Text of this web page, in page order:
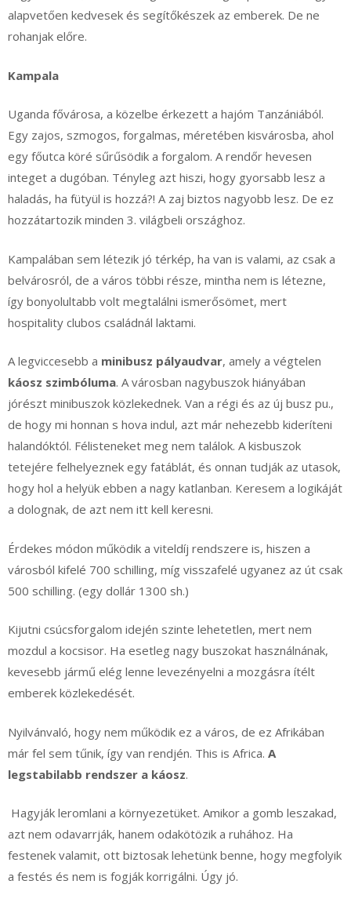
alapvetően kedvesek és segítőkészek az emberek. De ne
rohanjak előre.
Kampala
Uganda fővárosa, a közelbe érkezett a hajóm Tanzániából.
Egy zajos, szmogos, forgalmas, méretében kisvárosba, ahol
egy főutca köré sűrűsödik a forgalom. A rendőr hevesen
integet a dugóban. Tényleg azt hiszi, hogy gyorsabb lesz a
haladás, ha fütyül is hozzá?! A zaj biztos nagyobb lesz. De ez
hozzátartozik minden 3. világbeli országhoz.
Kampalában sem létezik jó térkép, ha van is valami, az csak a
belvárosról, de a város többi része, mintha nem is létezne,
így bonyolultabb volt megtalálni ismerősömet, mert
hospitality clubos családnál laktami.
A legviccesebb a minibusz pályaudvar, amely a végtelen
káosz szimbóluma. A városban nagybuszok hiányában
jórészt minibuszok közlekednek. Van a régi és az új busz pu.,
de hogy mi honnan s hova indul, azt már nehezebb kideríteni
halandóktól. Félisteneket meg nem találok. A kisbuszok
tetejére felhelyeznek egy fatáblát, és onnan tudják az utasok,
hogy hol a helyük ebben a nagy katlanban. Keresem a logikáját
a dolognak, de azt nem itt kell keresni.
Érdekes módon működik a viteldíj rendszere is, hiszen a
városból kifelé 700 schilling, míg visszafelé ugyanez az út csak
500 schilling. (egy dollár 1300 sh.)
Kijutni csúcsforgalom idején szinte lehetetlen, mert nem
mozdul a kocsisor. Ha esetleg nagy buszokat használnának,
kevesebb jármű elég lenne levezényelni a mozgásra ítélt
emberek közlekedését.
Nyilvánvaló, hogy nem működik ez a város, de ez Afrikában
már fel sem tűnik, így van rendjén. This is Africa. A
legstabilabb rendszer a káosz.
Hagyják leromlani a környezetüket. Amikor a gomb leszakad,
azt nem odavarrják, hanem odakötözik a ruhához. Ha
festenek valamit, ott biztosak lehetünk benne, hogy megfolyik
a festés és nem is fogják korrigálni. Úgy jó.